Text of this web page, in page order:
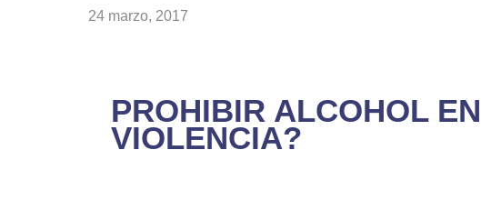
24 marzo, 2017
PROHIBIR ALCOHOL
VIOLENCIA?